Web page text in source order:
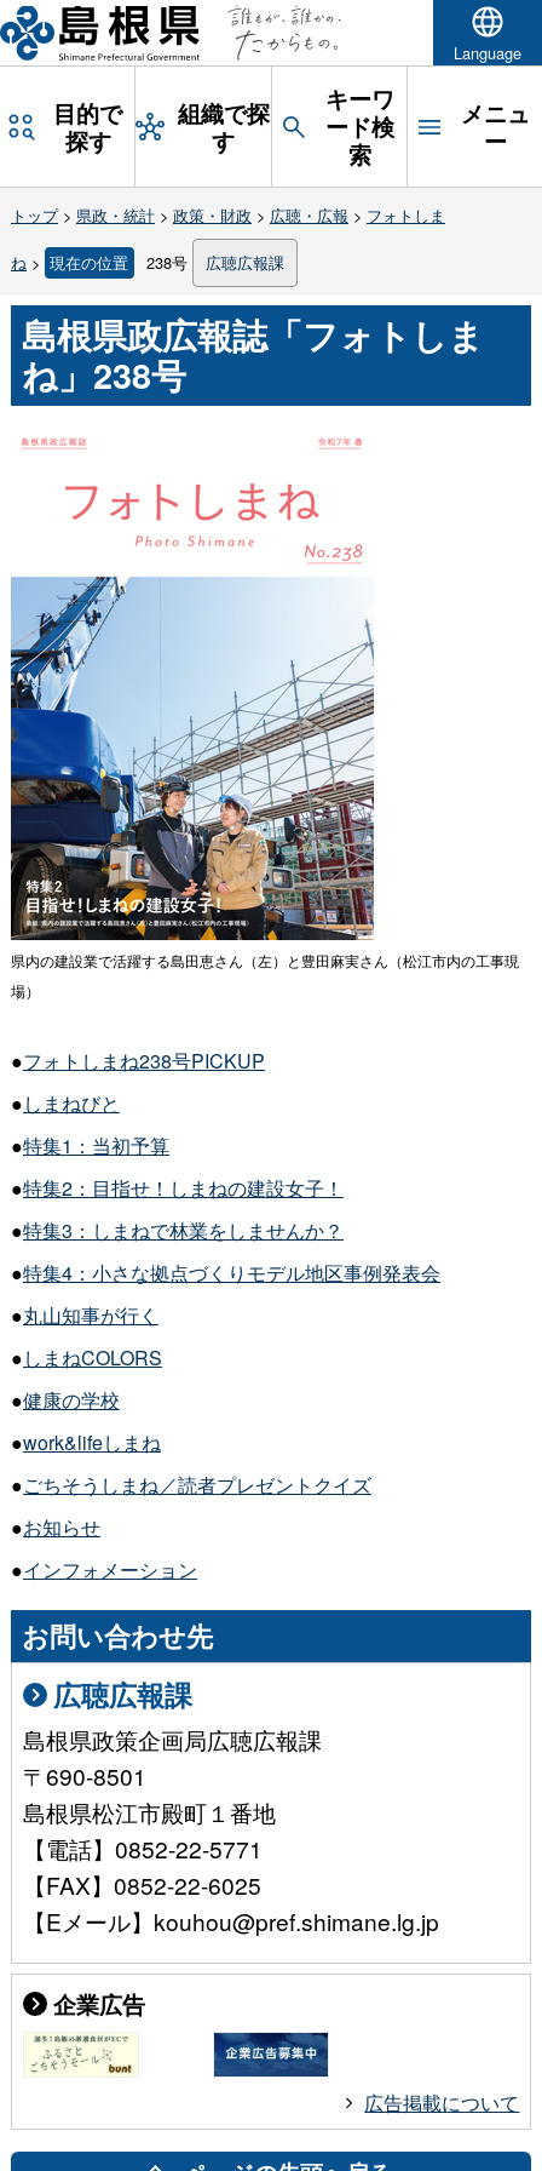
Language
目的で
探す
組織で探
す
キーワ
ード検
索
メニュ
ー
トップ> 県政・統計> 政策・財政 > 広聴・広報 > フォトしま
ね> 現在の位置 238号 広聴広報課
島根県政広報誌「フォトしま
ね」238号
県内の建設業で活躍する島田恵さん（左）と豊田麻実さん（松江市内の工事現
場）
●フォトしまね238号PICKUP
●しまねびと
●特集1：当初予算
●特集2：目指せ！しまねの建設女子！
●特集3：しまねで林業をしませんか？
●特集4：小さな拠点づくりモデル地区事例発表会
●丸山知事が行く
●しまねCOLORS
●健康の学校
●work&lifeしまね
●ごちそうしまね／読者プレゼントクイズ
●お知らせ
●インフォメーション
お問い合わせ先
広聴広報課
島根県政策企画局広聴広報課
〒690-8501
島根県松江市殿町１番地
【電話】0852-22-5771
【FAX】0852-22-6025
【Eメール】kouhou@pref.shimane.lg.jp
企業広告
広告掲載について